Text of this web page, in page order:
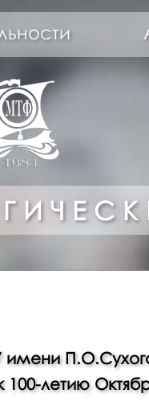
имени
100-летию